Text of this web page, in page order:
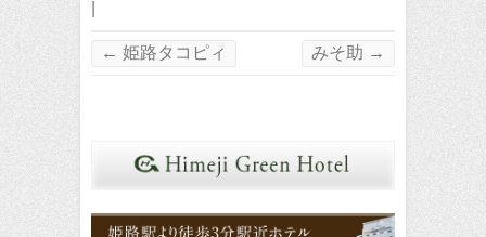
← 姫路タコピィ みそ助 →